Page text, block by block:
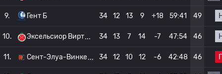
9. Гент Б 34 12 13 9 +18 59:41 49
10. Эксельсиор Вирт 34 13 7 14 -7 47:54 46
11. Сент-Элуа-Винке 34 12 10 12 -6 42:48 46